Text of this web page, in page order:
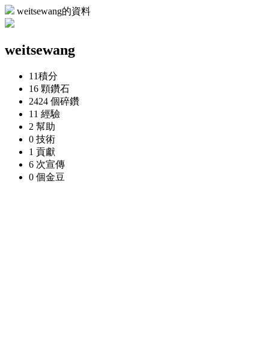
weitsewang的資料
weitsewang
11積分
16 顆鑽石
2424 個碎鑽
11 經驗
2 幫助
0 技術
1 貢獻
6 次宣傳
0 個金豆